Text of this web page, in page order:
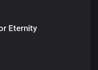
Eternity